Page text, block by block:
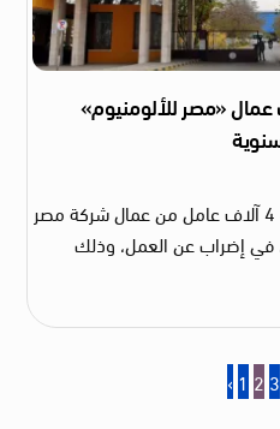
عمال «مصر للألومنيوم»
رصدت “لجنة العدالة” دخول نحو 4 آلاف عامل من عمال شركة مصر
في إضراب عن العمل، وذلك
‹ 1 2 3